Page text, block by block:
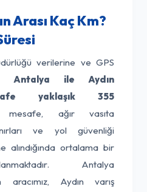
Arası Kaç Km?
verilerine ve GPS
Antalya ile Aydın
yaklaşık 355
ağır vasıta
ve yol güvenliği
alındığında ortalama bir
Antalya
aracımız, Aydın varış